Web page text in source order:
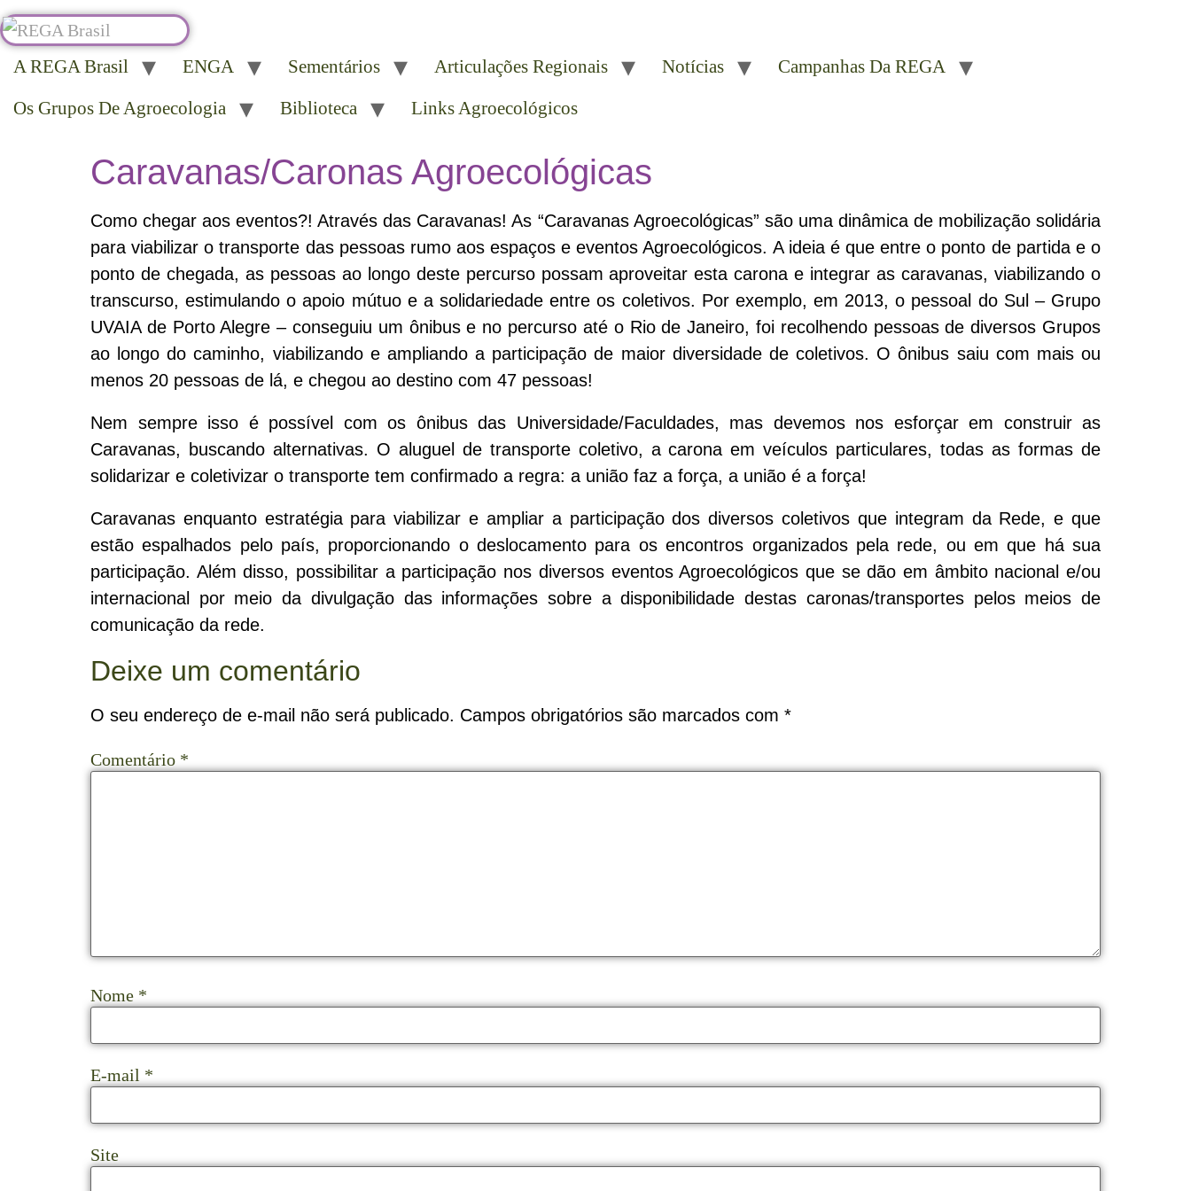
A REGA Brasil ENGA Sementários Articulações Regionais Notícias
Campanhas Da REGA
Os Grupos De Agroecologia
Biblioteca Links Agroecológicos
Caravanas/Caronas Agroecológicas
Como chegar aos eventos?! Através das Caravanas! As “Caravanas Agroecológicas” são uma dinâmica de mobilização solidária
para viabilizar o transporte das pessoas rumo aos espaços e eventos Agroecológicos. A ideia é que entre o ponto de partida e o
ponto de chegada, as pessoas ao longo deste percurso possam aproveitar esta carona e integrar as caravanas, viabilizando o
transcurso, estimulando o apoio mútuo e a solidariedade entre os coletivos. Por exemplo, em 2013, o pessoal do Sul – Grupo
UVAIA de Porto Alegre – conseguiu um ônibus e no percurso até o Rio de Janeiro, foi recolhendo pessoas de diversos Grupos
ao longo do caminho, viabilizando e ampliando a participação de maior diversidade de coletivos. O ônibus saiu com mais ou
menos 20 pessoas de lá, e chegou ao destino com 47 pessoas!
Nem sempre isso é possível com os ônibus das Universidade/Faculdades, mas devemos nos esforçar em construir as
Caravanas, buscando alternativas. O aluguel de transporte coletivo, a carona em veículos particulares, todas as formas de
solidarizar e coletivizar o transporte tem confirmado a regra: a união faz a força, a união é a força!
Caravanas enquanto estratégia para viabilizar e ampliar a participação dos diversos coletivos que integram da Rede, e que
estão espalhados pelo país, proporcionando o deslocamento para os encontros organizados pela rede, ou em que há sua
participação. Além disso, possibilitar a participação nos diversos eventos Agroecológicos que se dão em âmbito nacional e/ou
internacional por meio da divulgação das informações sobre a disponibilidade destas caronas/transportes pelos meios de
comunicação da rede.
Deixe um comentário
O seu endereço de e-mail não será publicado. Campos obrigatórios são marcados com *
Comentário *
Nome *
E-mail *
Site